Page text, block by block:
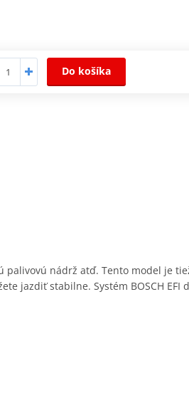
Do košíka
nádrž atď. Tento model je
jazdiť stabilne. Systém BOSCH EFI